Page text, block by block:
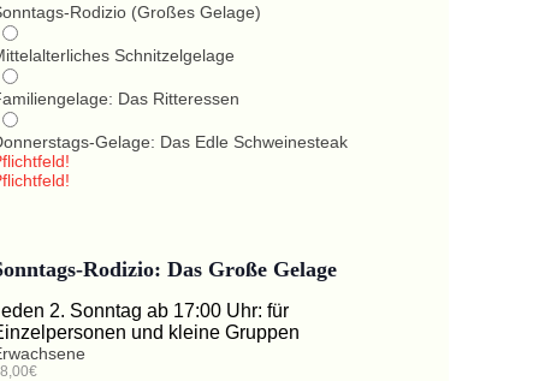
Rodizio (Großes Gelage)
Schnitzelgelage
Das Ritteressen
Gelage: Das Edle Schweinesteak
Rodizio: Das Große Gelage
2. Sonntag ab 17:00 Uhr: für
und kleine Gruppen